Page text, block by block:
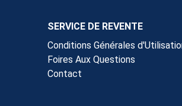
SERVICE DE REVENTE
Conditions Générales
Foires Aux Questions
Contact